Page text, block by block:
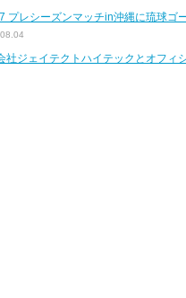
レシーズンマッチin沖縄に琉球ゴ
社ジェイテクトハイテックとオフィ